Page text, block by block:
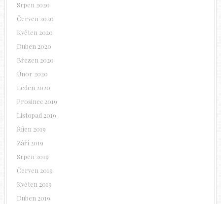
Srpen 2020
Červen 2020
Květen 2020
Duben 2020
Březen 2020
Únor 2020
Leden 2020
Prosinec 2019
Listopad 2019
Říjen 2019
Září 2019
Srpen 2019
Červen 2019
Květen 2019
Duben 2019